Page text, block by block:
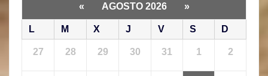
« AGOSTO 2026 »
L M X J V S D
27 28 29 30 31 1 2